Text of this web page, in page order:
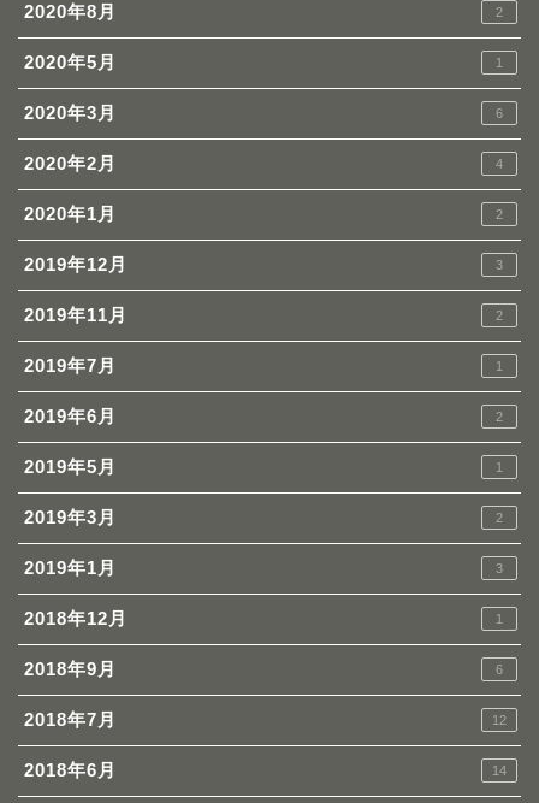
2020年8月 2
2020年5月 1
2020年3月 6
2020年2月 4
2020年1月 2
2019年12月 3
2019年11月 2
2019年7月 1
2019年6月 2
2019年5月 1
2019年3月 2
2019年1月 3
2018年12月 1
2018年9月 6
2018年7月 12
2018年6月 14